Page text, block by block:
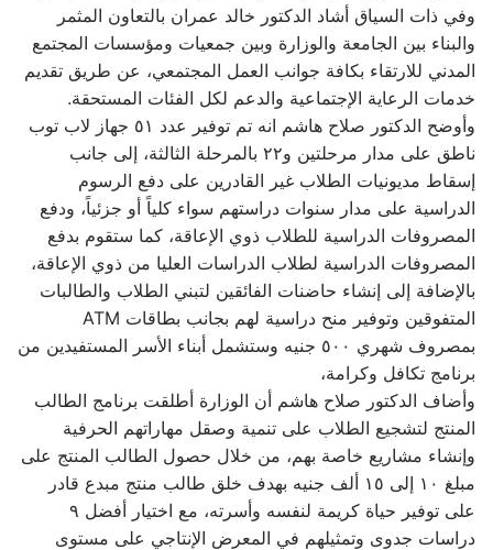
وفي ذات السياق أشاد الدكتور خالد عمران بالتعاون المثمر
والبناء بين الجامعة والوزارة وبين جمعيات ومؤسسات المجتمع
المدني للارتقاء بكافة جوانب العمل المجتمعي، عن طريق تقديم
خدمات الرعاية الإجتماعية والدعم لكل الفئات المستحقة.
وأوضح الدكتور صلاح هاشم انه تم توفير عدد ٥١ جهاز لاب توب
ناطق على مدار مرحلتين و٢٢ بالمرحلة الثالثة، إلى جانب
إسقاط مديونيات الطلاب غير القادرين على دفع الرسوم
الدراسية على مدار سنوات دراستهم سواء كلياً أو جزئياً، ودفع
المصروفات الدراسية للطلاب ذوي الإعاقة، كما ستقوم بدفع
المصروفات الدراسية لطلاب الدراسات العليا من ذوي الإعاقة،
بالإضافة إلى إنشاء حاضنات الفائقين لتبني الطلاب والطالبات
المتفوقين وتوفير منح دراسية لهم بجانب بطاقات ATM
بمصروف شهري ٥٠٠ جنيه وستشمل أبناء الأسر المستفيدين من
برنامج تكافل وكرامة،
وأضاف الدكتور صلاح هاشم أن الوزارة أطلقت برنامج الطالب
المنتج لتشجيع الطلاب على تنمية وصقل مهاراتهم الحرفية
وإنشاء مشاريع خاصة بهم، من خلال حصول الطالب المنتج على
مبلغ ١٠ إلى ١٥ ألف جنيه بهدف خلق طالب منتج مبدع قادر
على توفير حياة كريمة لنفسه وأسرته، مع اختيار أفضل ٩
دراسات جدوى وتمثيلهم في المعرض الإنتاجي على مستوى